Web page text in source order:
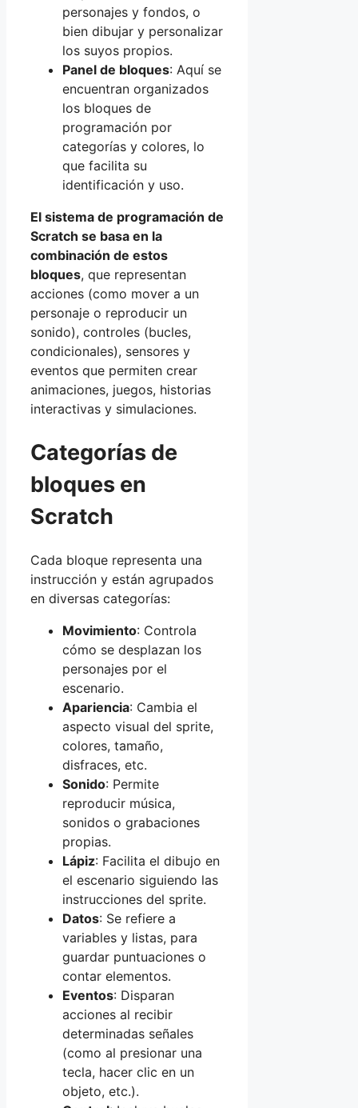
personajes y fondos, o
bien dibujar y personalizar
los suyos propios.
Panel de bloques: Aquí se
encuentran organizados
los bloques de
programación por
categorías y colores, lo
que facilita su
identificación y uso.
El sistema de programación de
Scratch se basa en la
combinación de estos
bloques, que representan
acciones (como mover a un
personaje o reproducir un
sonido), controles (bucles,
condicionales), sensores y
eventos que permiten crear
animaciones, juegos, historias
interactivas y simulaciones.
Categorías de
bloques en
Scratch
Cada bloque representa una
instrucción y están agrupados
en diversas categorías:
Movimiento: Controla
cómo se desplazan los
personajes por el
escenario.
Apariencia: Cambia el
aspecto visual del sprite,
colores, tamaño,
disfraces, etc.
Sonido: Permite
reproducir música,
sonidos o grabaciones
propias.
Lápiz: Facilita el dibujo en
el escenario siguiendo las
instrucciones del sprite.
Datos: Se refiere a
variables y listas, para
guardar puntuaciones o
contar elementos.
Eventos: Disparan
acciones al recibir
determinadas señales
(como al presionar una
tecla, hacer clic en un
objeto, etc.).